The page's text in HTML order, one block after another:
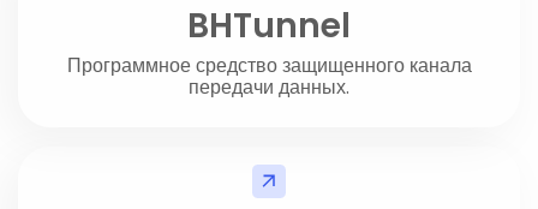
BHTunnel
Программное средство защищенного канала
передачи данных.